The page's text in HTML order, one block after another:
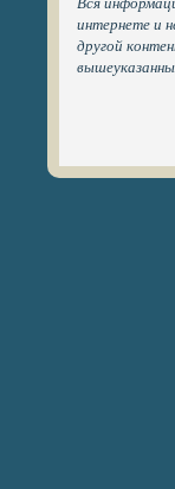
интернете и
другой